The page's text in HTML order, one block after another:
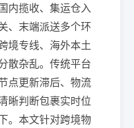
内揽收、集运仓入
、末端派送多个环
境专线、海外本土
散杂乱。传统平台
点更新滞后、物流
晰判断包裹实时位
。本文针对跨境物